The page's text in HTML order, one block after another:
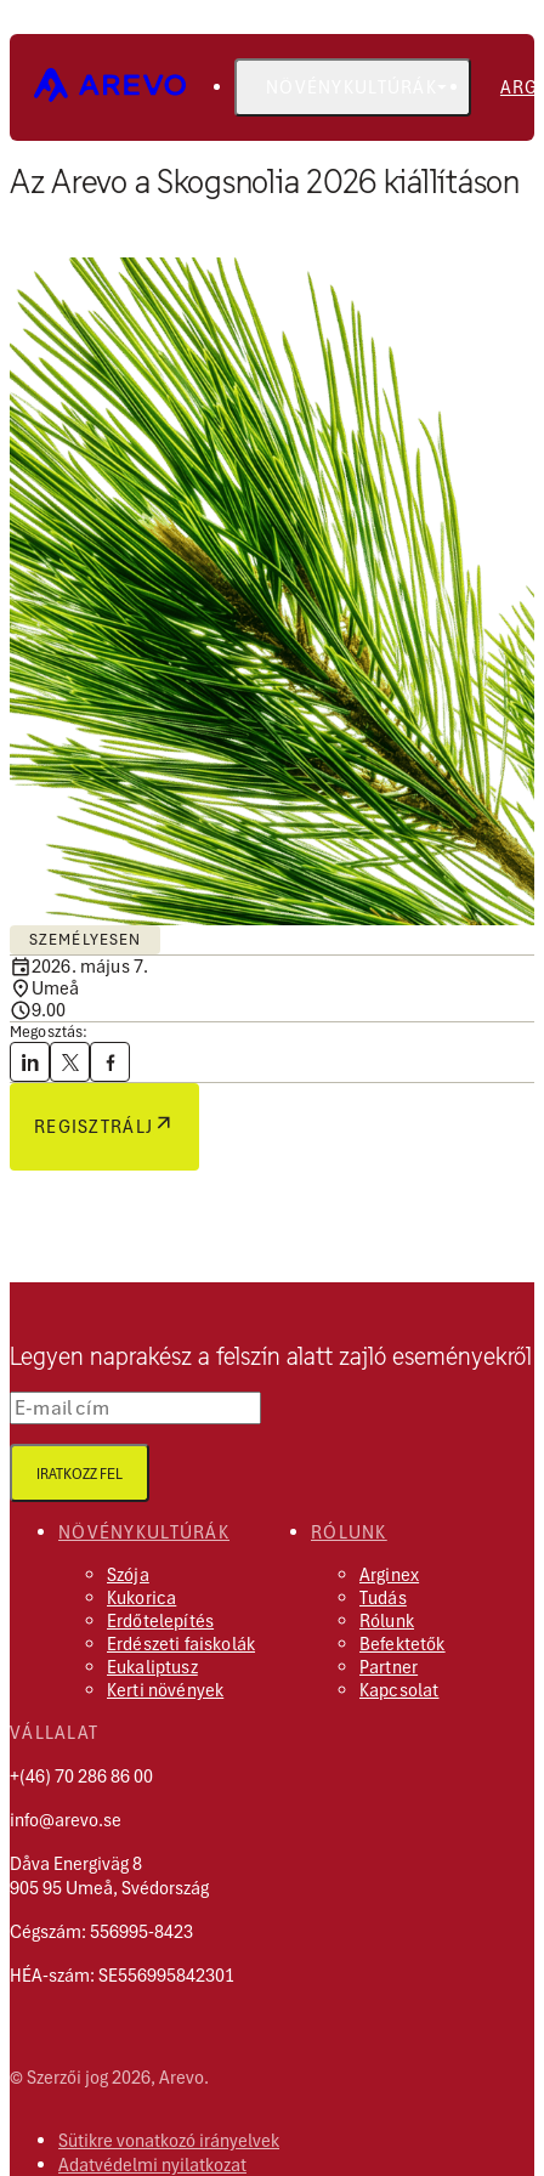
Az Arevo a Skogsnolia 2026 kiállításon
SZEMÉLYESEN
2026. május 7.
Umeå
9.00
Megosztás:
REGISZTRÁLJ
NÖVÉNYKULTÚRÁK
Szója
Kukorica
Erdőtelepítés
Erdészeti faiskolák
Eukaliptusz
Kerti növények
RÓLUNK
Arginex
Tudás
Rólunk
Befektetők
Partner
Kapcsolat
VÁLLALAT
+(46) 70 286 86 00
info@arevo.se
Dåva Energiväg 8
905 95 Umeå, Svédország
Cégszám: 556995-8423
HÉA-szám: SE556995842301
Legyen naprakész a felszín alatt zajló eseményekről
E-mail cím
IRATKOZZ FEL
© Szerzői jog 2026, Arevo.
Sütikre vonatkozó irányelvek
Adatvédelmi nyilatkozat